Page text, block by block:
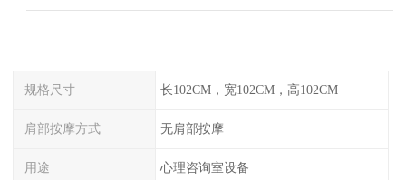
规格尺寸 长102CM，宽102CM，高102CM
肩部按摩方式 无肩部按摩
用途 心理咨询室设备